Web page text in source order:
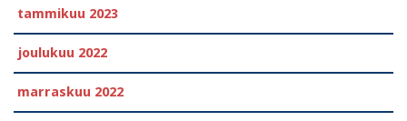
tammikuu 2023
joulukuu 2022
marraskuu 2022